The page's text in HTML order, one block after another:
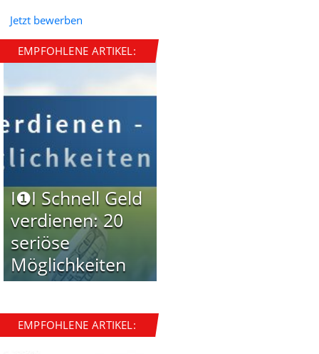
Jetzt bewerben
EMPFOHLENE ARTIKEL:
I❶I Schnell Geld
verdienen: 20
seriöse
Möglichkeiten
EMPFOHLENE ARTIKEL: